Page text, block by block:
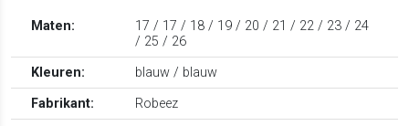
Maten:
17 / 17 / 18 / 19 / 20 / 21 / 22 / 23 / 24
/ 25 / 26
Kleuren:
blauw / blauw
Fabrikant:
Robeez